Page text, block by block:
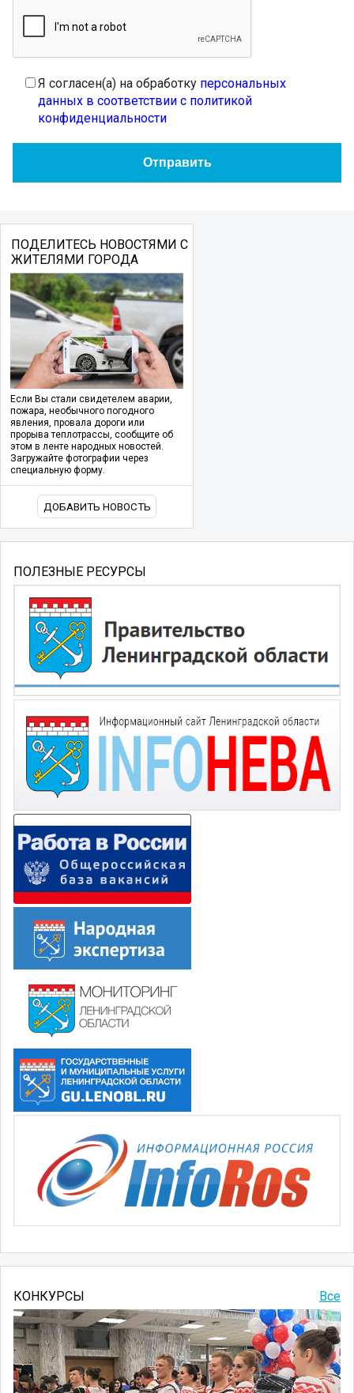
Я согласен(а) на обработку персональных
данных в соответствии с политикой
конфиденциальности
ПОДЕЛИТЕСЬ НОВОСТЯМИ С
ЖИТЕЛЯМИ ГОРОДА
Если Вы стали свидетелем аварии,
пожара, необычного погодного
явления, провала дороги или
прорыва теплотрассы, сообщите об
этом в ленте народных новостей.
Загружайте фотографии через
специальную форму.
ДОБАВИТЬ НОВОСТЬ
ПОЛЕЗНЫЕ РЕСУРСЫ
Все
КОНКУРСЫ